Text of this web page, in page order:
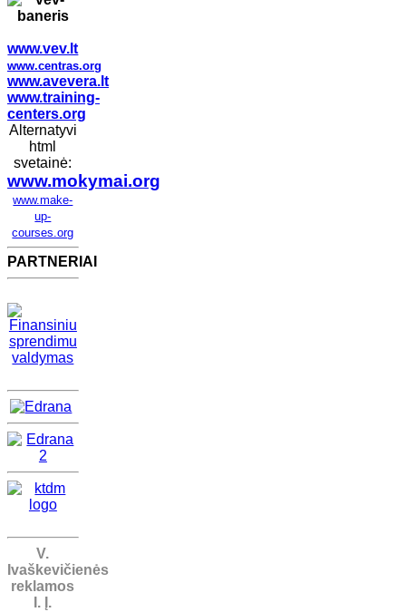
www.vev.lt
www.centras.org
www.avevera.lt
www.training-
centers.org
Alternatyvi
html
svetainė:
www.mokymai.org
www.make-
up-
courses.org
PARTNERIAI
V.
Ivaškevičienės
reklamos
I. Į.